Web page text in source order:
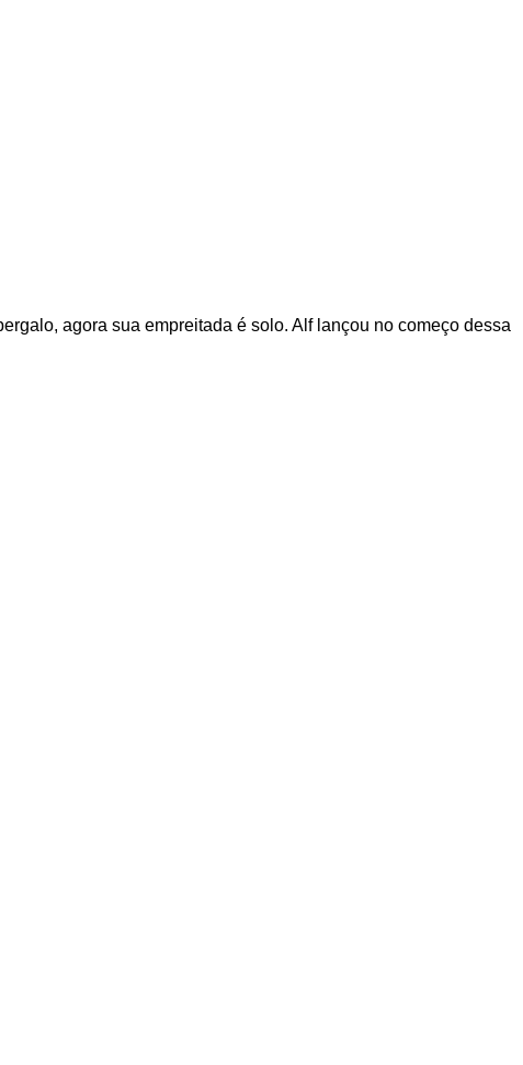
agora sua empreitada é solo. Alf lançou no começo dessa